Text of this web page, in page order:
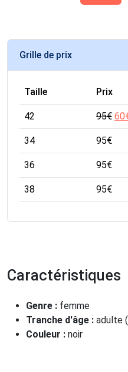
Grille de prix
Taille Prix
42 95€ 60
34 95€
36 95€
38 95€
Caractéristiques
Genre : femme
Tranche d'âge : adulte
Couleur : noir